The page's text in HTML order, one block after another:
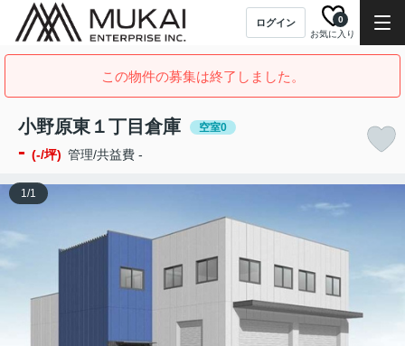
ログイン
お気に入り
0
この物件の募集は終了しました。
小野原東１丁目倉庫 空室0
- (-/坪) 管理/共益費 -
1/1